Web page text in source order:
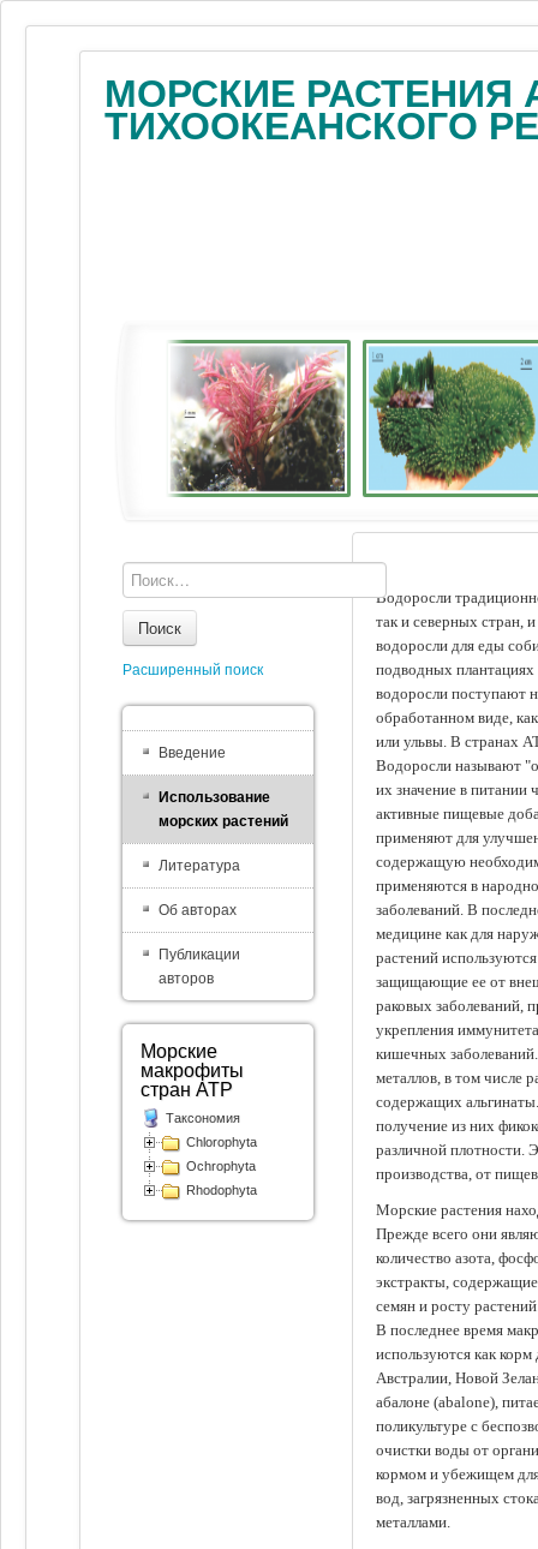
МОРСКИЕ РАСТЕНИЯ
ТИХООКЕАНСКОГО
Водоросли
так и северных стран,
водоросли для еды
подводных
водоросли поступают
обработанном виде,
или ульвы. В странах
Водоросли называют
их значение в питании
активные пищевые
применяют для
содержащую
применяются в
заболеваний. В
медицине как для
растений
защищающие ее от
раковых заболеваний,
укрепления
кишечных
металлов, в том числе
содержащих
получение из них
различной плотности.
производства, от
Морские растения
Прежде всего они
количество азота,
экстракты,
семян и росту
В последнее время
используются как
Австралии, Новой
абалоне (abalone),
поликультуре с
очистки воды от
кормом и убежищем
вод, загрязненных
металлами.
Поиск
Расширенный поиск
Введение
Использование
морских растений
Литература
Об авторах
Публикации
авторов
Морские
макрофиты
стран АТР
Таксономия
Chlorophyta
Ochrophyta
Rhodophyta